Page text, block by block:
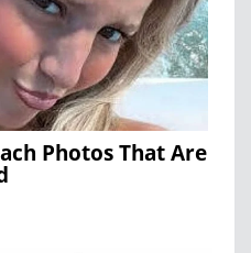
Photos That Are